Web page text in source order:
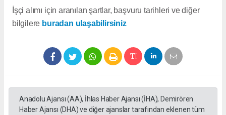
İşçi alımı için aranılan şartlar, başvuru tarihleri ve diğer
bilgilere buradan ulaşabilirsiniz
Anadolu Ajansı (AA), İhlas Haber Ajansı (İHA), Demirören
Haber Ajansı (DHA) ve diğer ajanslar tarafından eklenen tüm